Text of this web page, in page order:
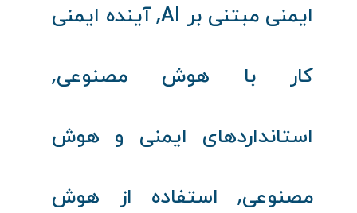
ایمنی مبتنی بر AI , آینده ایمنی
کار با هوش مصنوعی,
استانداردهای ایمنی و هوش
مصنوعی, استفاده از هوش